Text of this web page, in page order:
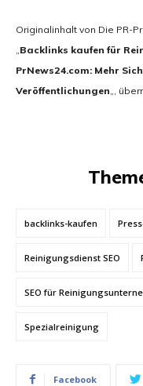
Originalinhalt von Die PR-
Backlinks kaufen für
PrNews24.com: Mehr
Veröffentlichungen „,
backlinks-kaufen
Reinigungsdienst SEO
SEO für
Spezialreinigung
Facebook